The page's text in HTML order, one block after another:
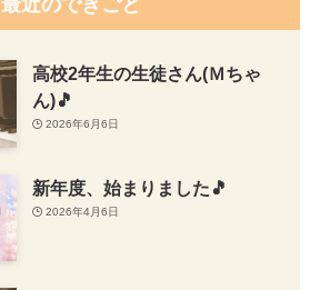
最近のできごと
高校2年生の生徒さん(Ｍちゃ
ん)🎵
2026年6月6日
新年度、始まりました🎵
2026年4月6日